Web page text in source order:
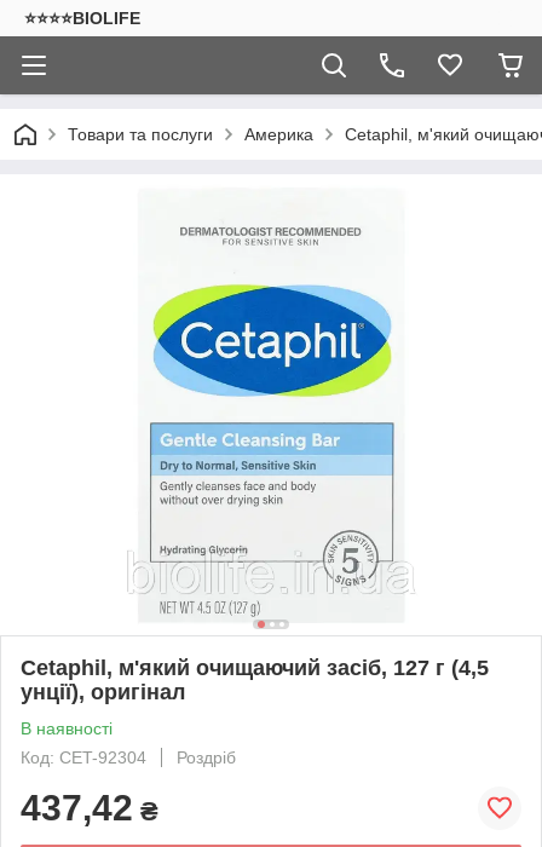
⭐⭐⭐⭐BIOLIFE
Товари та послуги Америка Cetaphil, м'який
Cetaphil, м'який очищаючий засіб, 127 г (4,5
унції), оригінал
В наявності
Код: CET-92304
Роздріб
437,42 ₴